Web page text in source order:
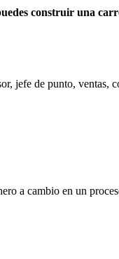
construir una
jefe de punto, ventas,
a cambio en un